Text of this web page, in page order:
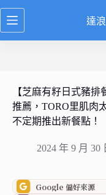
跳
至
達
【芝麻有籽日式豬
推薦，TORO里肌肉
不定期推出新餐點！
2024 年 9 月 30
Google 偏好來源